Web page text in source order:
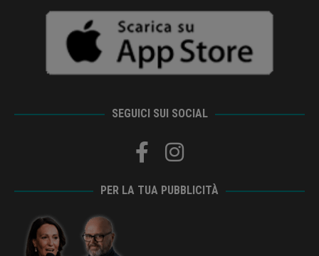
SEGUICI SUI SOCIAL
PER LA TUA PUBBLICITÀ